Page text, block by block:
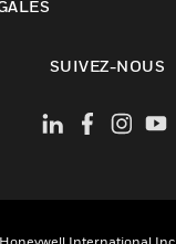
SUIVEZ-NOUS